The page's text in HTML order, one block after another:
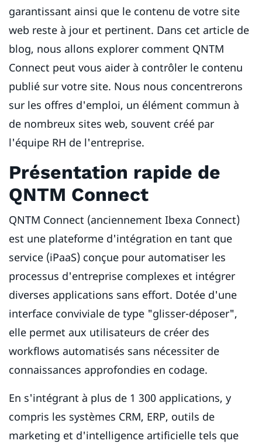
garantissant ainsi que le contenu de votre site
web reste à jour et pertinent. Dans cet article de
blog, nous allons explorer comment QNTM
Connect peut vous aider à contrôler le contenu
publié sur votre site. Nous nous concentrerons
sur les offres d'emploi, un élément commun à
de nombreux sites web, souvent créé par
l'équipe RH de l'entreprise.
Présentation rapide de
QNTM Connect
QNTM Connect (anciennement Ibexa Connect)
est une plateforme d'intégration en tant que
service (iPaaS) conçue pour automatiser les
processus d'entreprise complexes et intégrer
diverses applications sans effort. Dotée d'une
interface conviviale de type "glisser-déposer",
elle permet aux utilisateurs de créer des
workflows automatisés sans nécessiter de
connaissances approfondies en codage.
En s'intégrant à plus de 1 300 applications, y
compris les systèmes CRM, ERP, outils de
marketing et d'intelligence artificielle tels que